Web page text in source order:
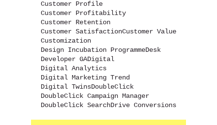
Customer Profile
Customer Profitability
Customer Retention
Customer SatisfactionCustomer Value
Customization
Design Incubation ProgrammeDesk
Developer GADigital
Digital Analytics
Digital Marketing Trend
Digital TwinsDoubleClick
DoubleClick Campaign Manager
DoubleClick SearchDrive Conversions